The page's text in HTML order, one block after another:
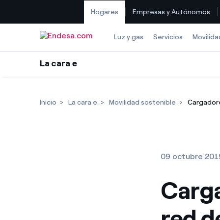
Hogares Empresas y Autónomos
Luz y gas Servicios
La cara e
Inicio La cara e Movilidad sostenible
09 octubre